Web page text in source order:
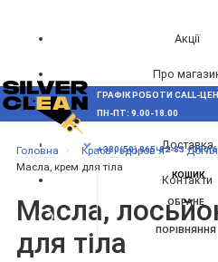
Акції
Про
Блог
Доставка
Контакти
МЕНЮ
ГРАФІК РОБОТИ CALL-
ПН-ПТ: 9.00-18.00
+380(50) 865-82-83
КОШИК
ОБРАНЕ
ПОРІВНЯННЯ
Головна Краса і здоров'я
Масла, крем для тіла
Масла,
для тіла